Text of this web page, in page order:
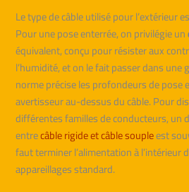
Le type de câble utilisé pour l’extérieur
Pour une pose enterrée, on privilégie un
équivalent, conçu pour résister aux
l’humidité, et on le fait passer dans une
norme précise les profondeurs de pose
avertisseur au-dessus du câble. Pour
différentes familles de conducteurs, un
entrecâble rigide et câble soupleest
faut terminer l’alimentation à l’intérieur
appareillages standard.